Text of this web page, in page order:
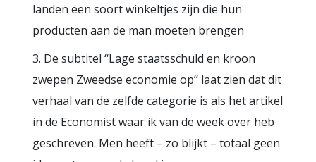
landen een soort winkeltjes zijn die hun
producten aan de man moeten brengen
3. De subtitel ‘‘Lage staatsschuld en kroon
zwepen Zweedse economie op’’ laat zien dat dit
verhaal van de zelfde categorie is als het artikel
in de Economist waar ik van de week over heb
geschreven. Men heeft – zo blijkt – totaal geen